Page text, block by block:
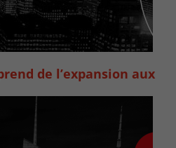
de l’expansion aux